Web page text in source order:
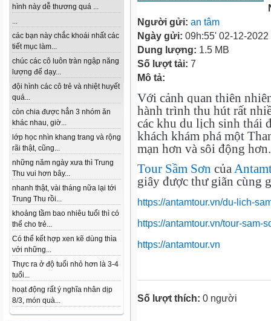
hình này dễ thương quá ...
...
các bạn này chắc khoái nhất các
tiết mục làm...
chúc các cô luôn tràn ngập năng
lượng để dạy...
đội hình các cô trẻ và nhiệt huyết
quá...
còn chia được hẳn 3 nhóm ăn
khác nhau, giờ...
lớp học nhìn khang trang và rộng
rãi thật, cũng...
những năm ngày xưa thì Trung
Thu vui hơn bây...
nhanh thật, vài tháng nữa lại tới
Trung Thu rồi...
khoảng tầm bao nhiêu tuổi thì có
thể cho trẻ...
Có thể kết hợp xen kẽ dùng thìa
với những...
Thực ra ở độ tuổi nhỏ hơn là 3-4
tuổi...
hoạt động rất ý nghĩa nhân dịp
8/3, món quà...
Người gửi: an tâm
Ngày gửi: 09h:55' 02-12-2022
Dung lượng: 1.5 MB
Số lượt tải: 7
Mô tả:
Với cảnh quan thiên
hành trình thu hút rất
các khu du lịch sinh thái
khách khám phá một
mạn hơn và sôi động hơn.
Tour Sầm Sơn của
giây được thư giãn cùng
https://antamtour.vn/du-lich-
https://antamtour.vn/tour-sam-
https://antamtour.vn
Số lượt thích: 0 người